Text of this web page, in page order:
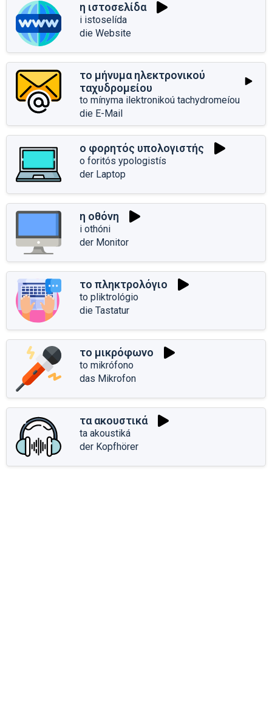
η ιστοσελίδα
i istoselída
die Website
το μήνυμα ηλεκτρονικού
ταχυδρομείου
to mínyma ilektronikoú tachydromeíou
die E-Mail
ο φορητός υπολογιστής
o foritós ypologistís
der Laptop
η οθόνη
i othóni
der Monitor
το πληκτρολόγιο
to pliktrológio
die Tastatur
το μικρόφωνο
to mikrófono
das Mikrofon
τα ακουστικά
ta akoustiká
der Kopfhörer